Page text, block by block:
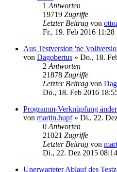
1 Antworten
19719 Zugriffe
Letzter Beitrag von
Fr., 19. Feb 2016 11:28
Aus Testversion 'ne
von Dagobertus » Do., 18.
2 Antworten
21878 Zugriffe
Letzter Beitrag von
Do., 18. Feb 2016
Programm-Verknüpfung
von martin.hupf» Di., 22.
0 Antworten
21021 Zugriffe
Letzter Beitrag von
Di., 22. Dez 2015 08:14
Unerwarteter Ablauf des